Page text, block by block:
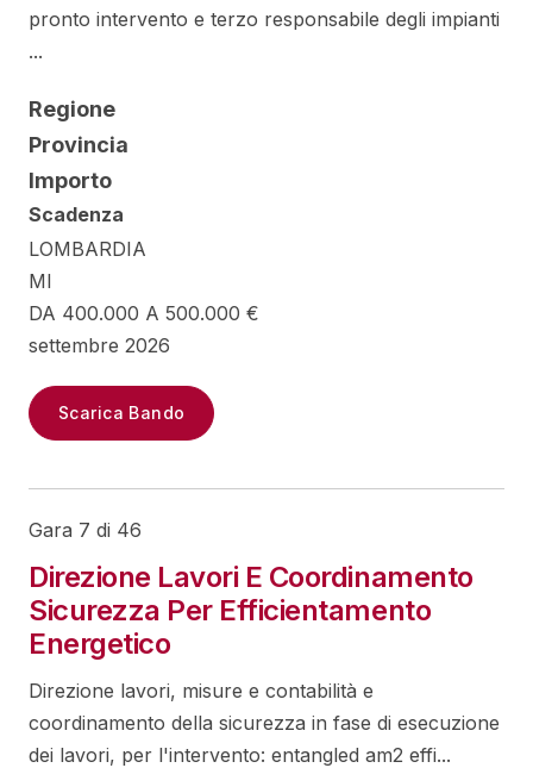
pronto intervento e terzo responsabile degli impianti
...
Regione
Provincia
Importo
Scadenza
LOMBARDIA
MI
DA 400.000 A 500.000 €
settembre 2026
Scarica Bando
Gara 7 di 46
Direzione Lavori E Coordinamento
Sicurezza Per Efficientamento
Energetico
Direzione lavori, misure e contabilità e
coordinamento della sicurezza in fase di esecuzione
dei lavori, per l'intervento: entangled am2 effi...